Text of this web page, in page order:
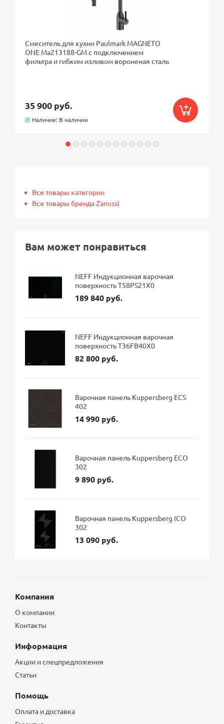
Смеситель для кухни Paulmark MAGNETO
ONE Ma213188-GM с подключением
фильтра и гибким изливом вороненая сталь
35 900 руб.
Наличие: В наличии
Все товары категории
Все товары бренда Zanussi
Вам может понравиться
NEFF Индукционная варочная
поверхность T58PS21X0
189 840 руб.
NEFF Индукционная варочная
поверхность T36FB40X0
82 800 руб.
Варочная панель Kuppersberg ECS
402
14 990 руб.
Варочная панель Kuppersberg ECO
302
9 890 руб.
Варочная панель Kuppersberg ICO
302
13 090 руб.
Компания
О компании
Контакты
Информация
Акции и спецпредложения
Статьи
Помощь
Оплата и доставка